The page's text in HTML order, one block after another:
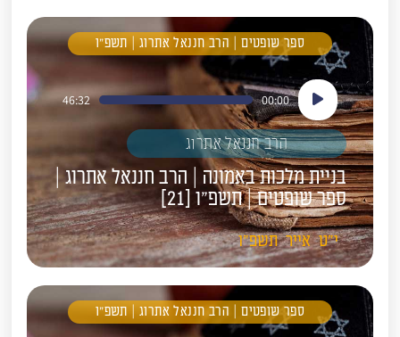
ספר שופטים | הרב חננאל אתרוג | תשפ"ו
נגן
אודיו
00:00
46:32
הרב חננאל אתרוג
בניית מלכות באמונה | הרב חננאל אתרוג |
ספר שופטים | תשפ"ו [21]
י"ט אייר תשפ"ו
ספר שופטים | הרב חננאל אתרוג | תשפ"ו